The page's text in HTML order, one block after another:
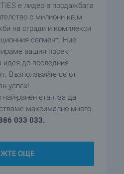
е лидер в продажбата
с милиони кв.м.
на сгради и комплекси
сегмент. Ние
вашия проект
идея до последния
Възползвайте се от
успех!
ранен етап, за да
максимално много.
033 033.
ОЩЕ